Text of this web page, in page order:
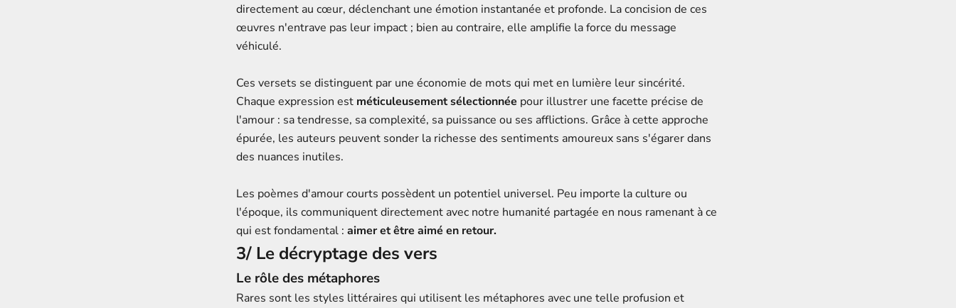
directement au cœur, déclenchant une émotion instantanée et profonde. La concision de ces
œuvres n'entrave pas leur impact ; bien au contraire, elle amplifie la force du message
véhiculé.
Ces versets se distinguent par une économie de mots qui met en lumière leur sincérité.
Chaque expression est méticuleusement sélectionnée pour illustrer une facette précise de
l'amour : sa tendresse, sa complexité, sa puissance ou ses afflictions. Grâce à cette approche
épurée, les auteurs peuvent sonder la richesse des sentiments amoureux sans s'égarer dans
des nuances inutiles.
Les poèmes d'amour courts possèdent un potentiel universel. Peu importe la culture ou
l'époque, ils communiquent directement avec notre humanité partagée en nous ramenant à ce
qui est fondamental : aimer et être aimé en retour.
3/ Le décryptage des vers
Le rôle des métaphores
Rares sont les styles littéraires qui utilisent les métaphores avec une telle profusion et